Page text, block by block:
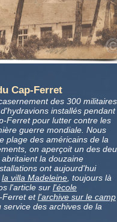
Cap-Ferret
des 300 militaires
installés pendant
Ferret pour lutter contre les
guerre mondiale. Nous
plage des américains de la
on aperçoit un des
la douzaine
ont aujourd'hui
la villa Madeleine, toujours là
l'article sur l'école
etl'archive sur le camp
des archives de la